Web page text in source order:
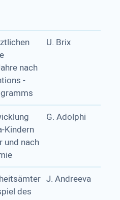
nach
-
U. Brix
Kindern
und nach
G. Adolphi
des
J. Andreeva